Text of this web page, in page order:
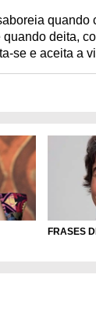
quando
deita,
se e aceita a
FRASES